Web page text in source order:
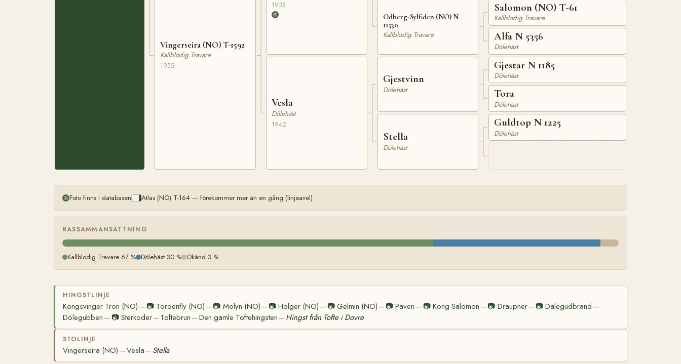
Vingerseira (NO) T-1592
Kallblodig Travare
1955
1935
Vesla
Dölehäst
1942
Odberg-Sylfiden (NO) N
11530
Kallblodig Travare
Gjestvinn
Dölehäst
Stella
Dölehäst
Salomon (NO) T-61
Kallblodig Travare
Alfa N 5356
Dölehäst
Gjestar N 1185
Dölehäst
Tora
Dölehäst
Guldtop N 1225
Dölehäst
Foto finns i databasen Atlas (NO) T-164 — förekommer mer än en gång (linjeavel)
RASSAMMANSÄTTNING
Kallblodig Travare 67 % Dölehäst 30 % Okänd 3 %
HINGSTLINJE
Kongsvinger Tron (NO) — 📷 Tordenfly (NO) —📷 Molyn (NO)— 📷Holger (NO) — 📷 Gelmin (NO)— 📷 Paven — 📷Kong Salomon —📷 Draupner— 📷Dalegudbrand —
Dölegubben — 📷Sterkoder—Toftebrun —Den gamle Toftehingsten— Hingst från Tofte i Dovre
STOLINJE
Vingerseira (NO) —Vesla— Stella